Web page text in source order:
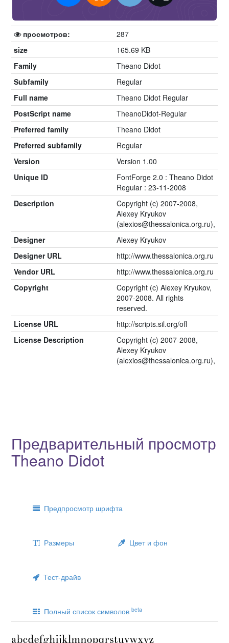
просмотров:
287
size
165.69 KB
Family
Theano Didot
Subfamily
Regular
Full name
Theano Didot Regular
PostScript name
TheanoDidot-Regular
Preferred family
Theano Didot
Preferred subfamily
Regular
Version
Version 1.00
Unique ID
FontForge 2.0 : Theano Didot
Regular : 23-11-2008
Description
Copyright (c) 2007-2008,
Alexey Kryukov
(alexios@thessalonica.org.ru),
Designer
Alexey Kryukov
Designer URL
http://www.thessalonica.org.ru
Vendor URL
http://www.thessalonica.org.ru
Copyright
Copyright (c) Alexey Kryukov,
2007-2008. All rights
reserved.
License URL
http://scripts.sil.org/ofl
License Description
Copyright (c) 2007-2008,
Alexey Kryukov
(alexios@thessalonica.org.ru),
Предварительный просмотр
Theano Didot
Предпросмотр шрифта
Размеры Цвет и фон
Тест-драйв
Полный список символов beta